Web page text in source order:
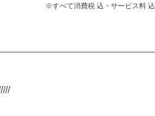
※すべて消費税 込・サービス料 込